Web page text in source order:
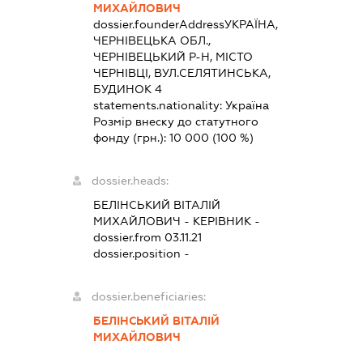
МИХАЙЛОВИЧ
dossier.founderAddressУКРАЇНА,
ЧЕРНІВЕЦЬКА ОБЛ.,
ЧЕРНІВЕЦЬКИЙ Р-Н, МІСТО
ЧЕРНІВЦІ, ВУЛ.СЕЛЯТИНСЬКА,
БУДИНОК 4
statements.nationality: Україна
Розмір внеску до статутного
фонду (грн.): 10 000 (100 %)
dossier.heads:
БЕЛІНСЬКИЙ ВІТАЛІЙ
МИХАЙЛОВИЧ - КЕРІВНИК-
dossier.from 03.11.21
dossier.position -
dossier.beneficiaries:
БЕЛІНСЬКИЙ ВІТАЛІЙ
МИХАЙЛОВИЧ